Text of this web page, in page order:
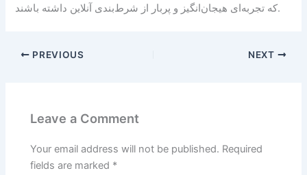
که تجربه‌ای هیجان‌انگیز و پربار از شرط‌بندی آنلاین داشته باشند.
PREVIOUS NEXT
Leave a Comment
Your email address will not be published. Required
fields are marked *